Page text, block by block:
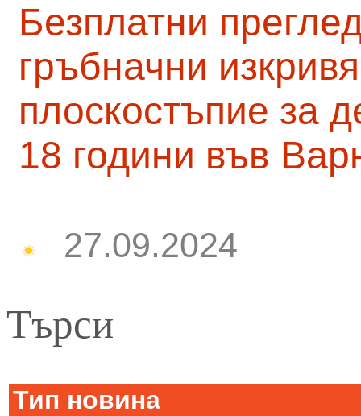
Безплатни
гръбначни
плоскостъпие за
18 години във
27.09.2024
Търси
Тип новина